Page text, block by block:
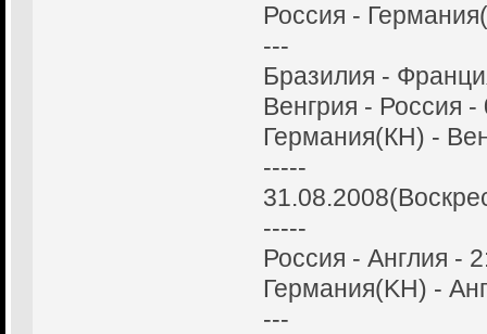
Россия -
---
Бразилия -
Венгрия - Россия -
Германия(КН) -
-----
-----
Россия - Англия -
Германия(KH) -
---